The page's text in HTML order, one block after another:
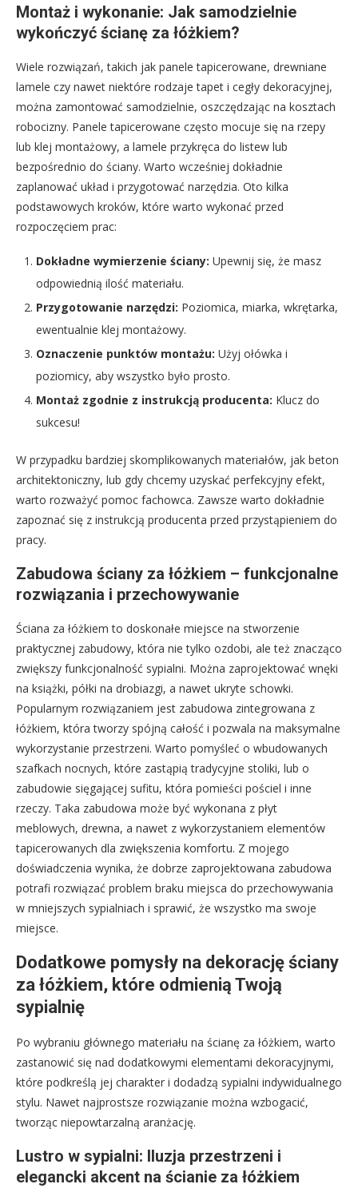
Montaż i wykonanie: Jak samodzielnie
wykończyć ścianę za łóżkiem?
Wiele rozwiązań, takich jak panele tapicerowane, drewniane
lamele czy nawet niektóre rodzaje tapet i cegły dekoracyjnej,
można zamontować samodzielnie, oszczędzając na kosztach
robocizny. Panele tapicerowane często mocuje się na rzepy
lub klej montażowy, a lamele przykręca do listew lub
bezpośrednio do ściany. Warto wcześniej dokładnie
zaplanować układ i przygotować narzędzia. Oto kilka
podstawowych kroków, które warto wykonać przed
rozpoczęciem prac:
Dokładne wymierzenie ściany: Upewnij się, że masz
odpowiednią ilość materiału.
Przygotowanie narzędzi: Poziomica, miarka, wkrętarka,
ewentualnie klej montażowy.
Oznaczenie punktów montażu: Użyj ołówka i
poziomicy, aby wszystko było prosto.
Montaż zgodnie z instrukcją producenta: Klucz do
sukcesu!
W przypadku bardziej skomplikowanych materiałów, jak beton
architektoniczny, lub gdy chcemy uzyskać perfekcyjny efekt,
warto rozważyć pomoc fachowca. Zawsze warto dokładnie
zapoznać się z instrukcją producenta przed przystąpieniem do
pracy.
Zabudowa ściany za łóżkiem – funkcjonalne
rozwiązania i przechowywanie
Ściana za łóżkiem to doskonałe miejsce na stworzenie
praktycznej zabudowy, która nie tylko ozdobi, ale też znacząco
zwiększy funkcjonalność sypialni. Można zaprojektować wnęki
na książki, półki na drobiazgi, a nawet ukryte schowki.
Popularnym rozwiązaniem jest zabudowa zintegrowana z
łóżkiem, która tworzy spójną całość i pozwala na maksymalne
wykorzystanie przestrzeni. Warto pomyśleć o wbudowanych
szafkach nocnych, które zastąpią tradycyjne stoliki, lub o
zabudowie sięgającej sufitu, która pomieści pościel i inne
rzeczy. Taka zabudowa może być wykonana z płyt
meblowych, drewna, a nawet z wykorzystaniem elementów
tapicerowanych dla zwiększenia komfortu. Z mojego
doświadczenia wynika, że dobrze zaprojektowana zabudowa
potrafi rozwiązać problem braku miejsca do przechowywania
w mniejszych sypialniach i sprawić, że wszystko ma swoje
miejsce.
Dodatkowe pomysły na dekorację ściany
za łóżkiem, które odmienią Twoją
sypialnię
Po wybraniu głównego materiału na ścianę za łóżkiem, warto
zastanowić się nad dodatkowymi elementami dekoracyjnymi,
które podkreślą jej charakter i dodadzą sypialni indywidualnego
stylu. Nawet najprostsze rozwiązanie można wzbogacić,
tworząc niepowtarzalną aranżację.
Lustro w sypialni: Iluzja przestrzeni i
elegancki akcent na ścianie za łóżkiem